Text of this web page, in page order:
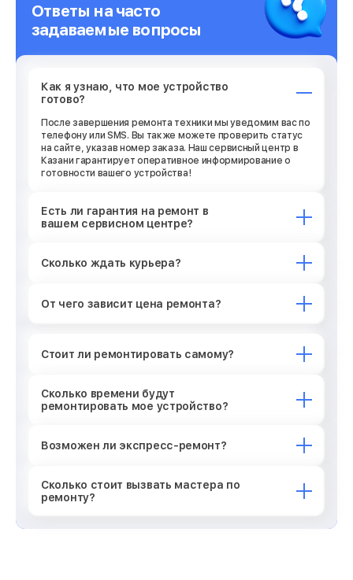
Ответы на часто
задаваемые вопросы
Как я узнаю, что мое устройство
готово?
После завершения ремонта техники мы уведомим вас по
телефону или SMS. Вы также можете проверить статус
на сайте, указав номер заказа. Наш сервисный центр в
Казани гарантирует оперативное информирование о
готовности вашего устройства!
Есть ли гарантия на ремонт в
вашем сервисном центре?
Сколько ждать курьера?
От чего зависит цена ремонта?
Стоит ли ремонтировать самому?
Сколько времени будут
ремонтировать мое устройство?
Возможен ли экспресс-ремонт?
Сколько стоит вызвать мастера по
ремонту?